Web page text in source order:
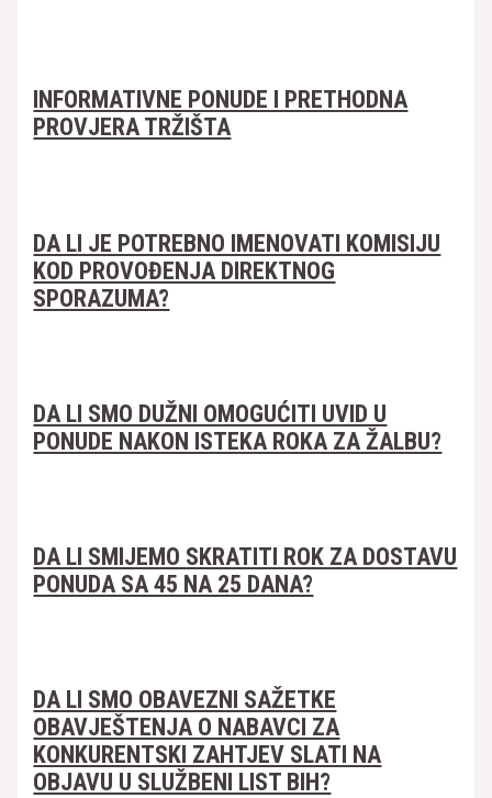
INFORMATIVNE PONUDE I PRETHODNA
PROVJERA TRŽIŠTA
DA LI JE POTREBNO IMENOVATI KOMISIJU
KOD PROVOĐENJA DIREKTNOG
SPORAZUMA?
DA LI SMO DUŽNI OMOGUĆITI UVID U
PONUDE NAKON ISTEKA ROKA ZA ŽALBU?
DA LI SMIJEMO SKRATITI ROK ZA DOSTAVU
PONUDA SA 45 NA 25 DANA?
DA LI SMO OBAVEZNI SAŽETKE
OBAVJEŠTENJA O NABAVCI ZA
KONKURENTSKI ZAHTJEV SLATI NA
OBJAVU U SLUŽBENI LIST BIH?